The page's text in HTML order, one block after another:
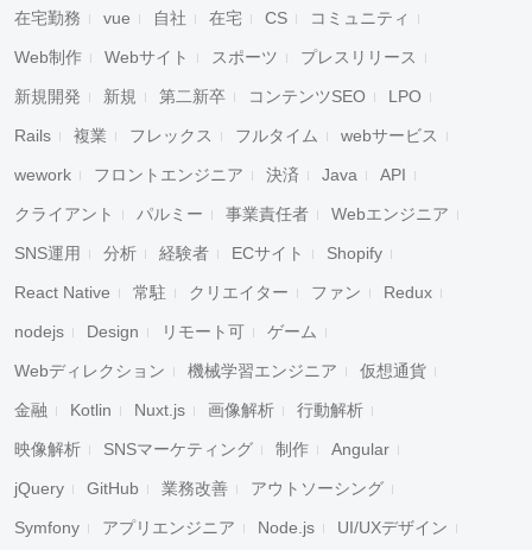
在宅勤務 vue 自社 在宅 CS コミュニティ
Web制作 Webサイト スポーツ プレスリリース
新規開発 新規 第二新卒 コンテンツSEO LPO
Rails 複業 フレックス フルタイム webサービス
wework フロントエンジニア 決済 Java API
クライアント パルミー 事業責任者 Webエンジニア
SNS運用 分析 経験者 ECサイト Shopify
React Native 常駐 クリエイター ファン Redux
nodejs Design リモート可 ゲーム
Webディレクション 機械学習エンジニア 仮想通貨
金融 Kotlin Nuxt.js 画像解析 行動解析
映像解析 SNSマーケティング 制作 Angular
jQuery GitHub 業務改善 アウトソーシング
Symfony アプリエンジニア Node.js UI/UXデザイン